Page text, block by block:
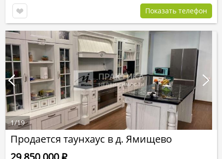
Показать телефон
Продается таунхаус в д. Ямищево
1/19